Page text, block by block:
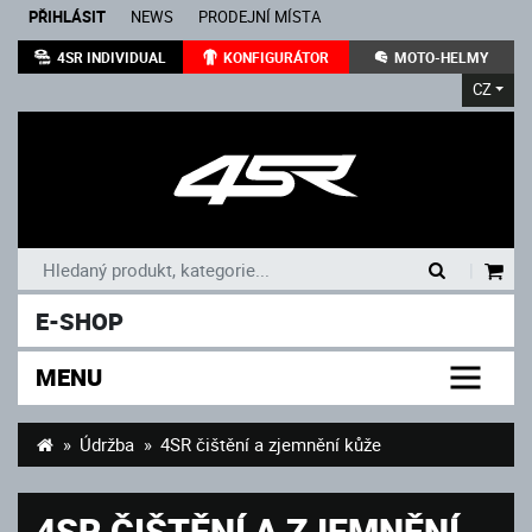
PŘIHLÁSIT NEWS PRODEJNÍ MÍSTA
4SR INDIVIDUAL KONFIGURÁTOR MOTO-HELMY
CZ
E-SHOP
MENU
Údržba 4SR čištění a zjemnění kůže